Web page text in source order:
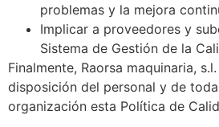
problemas y la mejora
Implicar a proveedores y
Sistema de Gestión de la
Finalmente, Raorsa maquinaria,
disposición del personal y de
organización esta Política de